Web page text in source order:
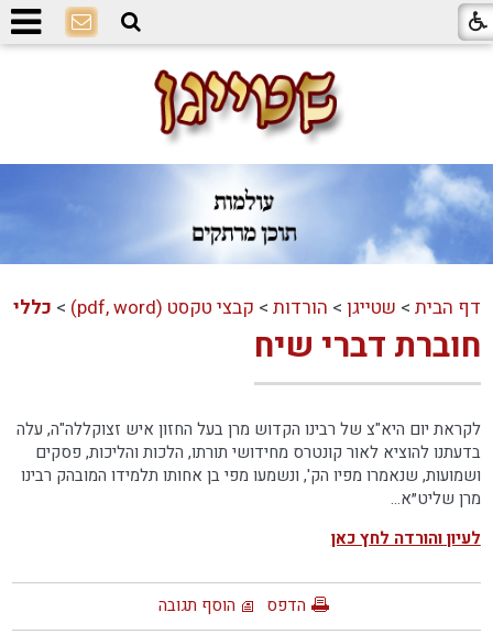
דף הבית > שטייגן > הורדות > קבצי טקסט (pdf, word) > כללי
חוברת דברי שיח
לקראת יום היא"צ של רבינו הקדוש מרן בעל החזון איש זצוקללה"ה, עלה
בדעתנו להוציא לאור קונטרס מחידושי תורתו, הלכות והליכות, פסקים
ושמועות, שנאמרו מפיו הק', ונשמעו מפי בן אחותו תלמידו המובהק רבינו
מרן שליט״א...
לעיון והורדה לחץ כאן
הדפס הוסף תגובה